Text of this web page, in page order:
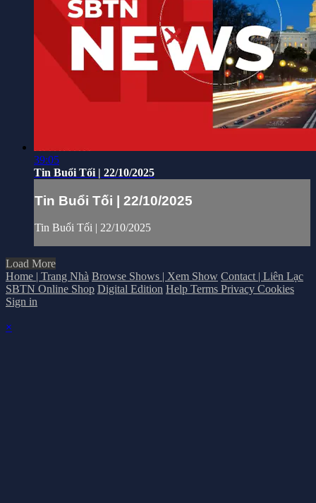
39:05
Tin Buổi Tối | 22/10/2025
Tin Buổi Tối | 22/10/2025
Tin Buổi Tối | 22/10/2025
Load More
Home | Trang Nhà Browse Shows | Xem Show Contact | Liên Lạc
SBTN Online Shop Digital Edition Help Terms Privacy Cookies
Sign in
×